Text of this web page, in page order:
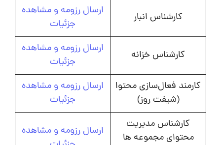
کارشناس انبار
ارسال رزومه و مشاهده
جزئیات
کارشناس خزانه
ارسال رزومه و مشاهده
جزئیات
کارمند فعال‌سازی محتوا
(شیفت روز)
ارسال رزومه و مشاهده
جزئیات
کارشناس مدیریت
محتوای مجموعه ها
ارسال رزومه و مشاهده